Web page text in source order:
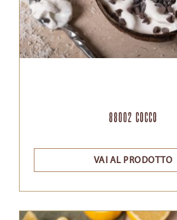
88002 Cocco
VAI AL PRODOTTO